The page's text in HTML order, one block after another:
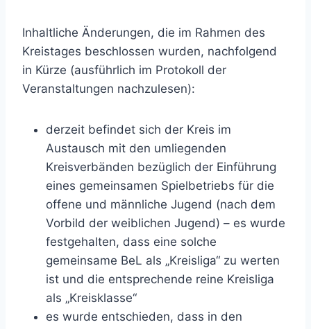
Inhaltliche Änderungen, die im Rahmen des
Kreistages beschlossen wurden, nachfolgend
in Kürze (ausführlich im Protokoll der
Veranstaltungen nachzulesen):
derzeit befindet sich der Kreis im
Austausch mit den umliegenden
Kreisverbänden bezüglich der Einführung
eines gemeinsamen Spielbetriebs für die
offene und männliche Jugend (nach dem
Vorbild der weiblichen Jugend) – es wurde
festgehalten, dass eine solche
gemeinsame BeL als „Kreisliga“ zu werten
ist und die entsprechende reine Kreisliga
als „Kreisklasse“
es wurde entschieden, dass in den